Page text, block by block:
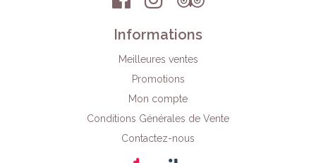
Informations
Meilleures ventes
Promotions
Mon compte
Conditions Générales de Vente
Contactez-nous